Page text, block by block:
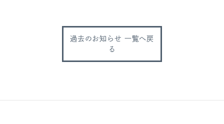
過去のお知らせ 一覧へ戻
る